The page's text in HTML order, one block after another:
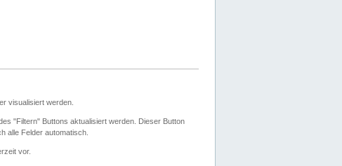
visualisiert werden.
"Filtern" Buttons aktualisiert werden. Dieser Button
alle Felder automatisch.
vor.